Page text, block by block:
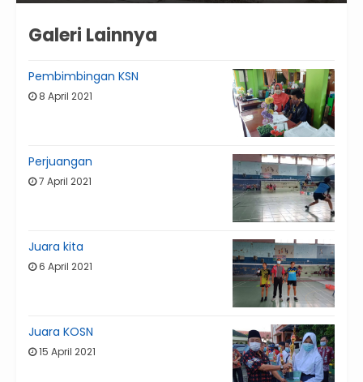
Galeri Lainnya
Pembimbingan KSN
8 April 2021
Perjuangan
7 April 2021
Juara kita
6 April 2021
Juara KOSN
15 April 2021